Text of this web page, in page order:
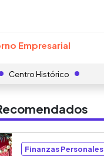
Empresarial
Centro Histórico
Finanzas Personales